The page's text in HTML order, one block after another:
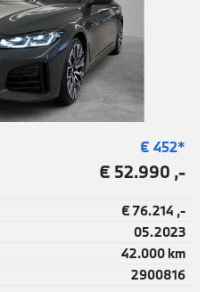
€ 452*
€ 52.990 ,-
€ 76.214 ,-
05.2023
42.000 km
2900816